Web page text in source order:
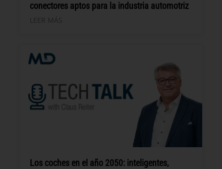
conectores aptos para la industria automotriz
Los coches en el año 2050: inteligentes,